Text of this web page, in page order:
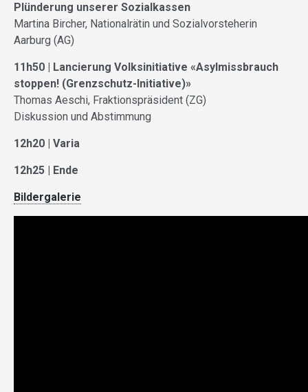
Plünderung unserer Sozialkassen
Martina Bircher, Nationalrätin und Sozialvorsteherin
Aarburg (AG)
11h50 | Lancierung Volksinitiative «Asylmissbrauch
stoppen! (Grenzschutz-Initiative)»
Thomas Aeschi, Fraktionspräsident (ZG)
Diskussion und Abstimmung
12h20 | Varia
12h25 | Ende
Bildergalerie